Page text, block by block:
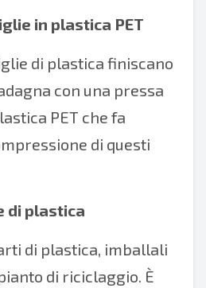
in plastica PET
di plastica finiscano
con una pressa
PET che fa
di questi
di plastica
di plastica, imballali
di riciclaggio. È